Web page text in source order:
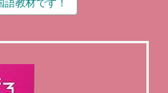
教材です！